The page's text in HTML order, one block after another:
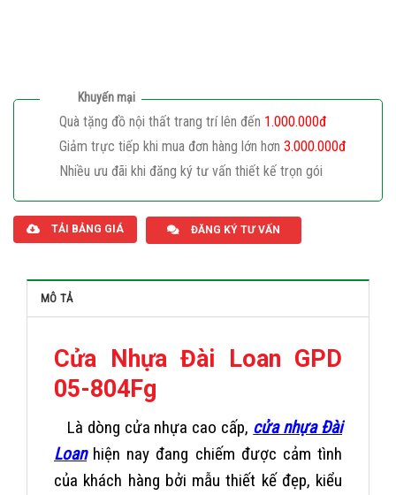
Khuyến mại
Quà tặng đồ nội thất trang trí lên đến 1.000.000đ
Giảm trực tiếp khi mua đơn hàng lớn hơn 3.000.000đ
Nhiều ưu đãi khi đăng ký tư vấn thiết kế trọn gói
TẢI BẢNG GIÁ ĐĂNG KÝ TƯ VẤN
MÔ TẢ
Cửa Nhựa Đài Loan GPD
05-804Fg
Là dòng cửa nhựa cao cấp, cửa nhựa Đài
Loanhiện nay đang chiếm được cảm tình
của khách hàng bởi mẫu thiết kế đẹp, kiểu